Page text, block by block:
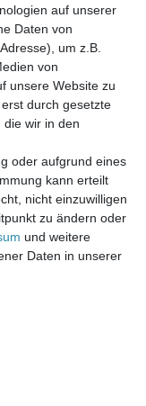
Ruhetag,
- 14.00 Uhr
auf unserer
Daten von
um z.B.
von
unsere Website zu
durch gesetzte
die wir in den
oder aufgrund eines
kann erteilt
nicht einzuwilligen
zu ändern oder
und weitere
Daten in unserer